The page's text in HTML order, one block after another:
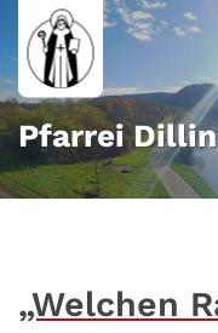
Zum Inhalt springen
Pfarrei
„Welchen